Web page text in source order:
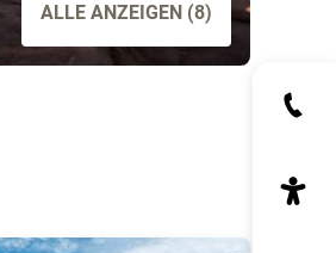
ALLE ANZEIGEN (8)